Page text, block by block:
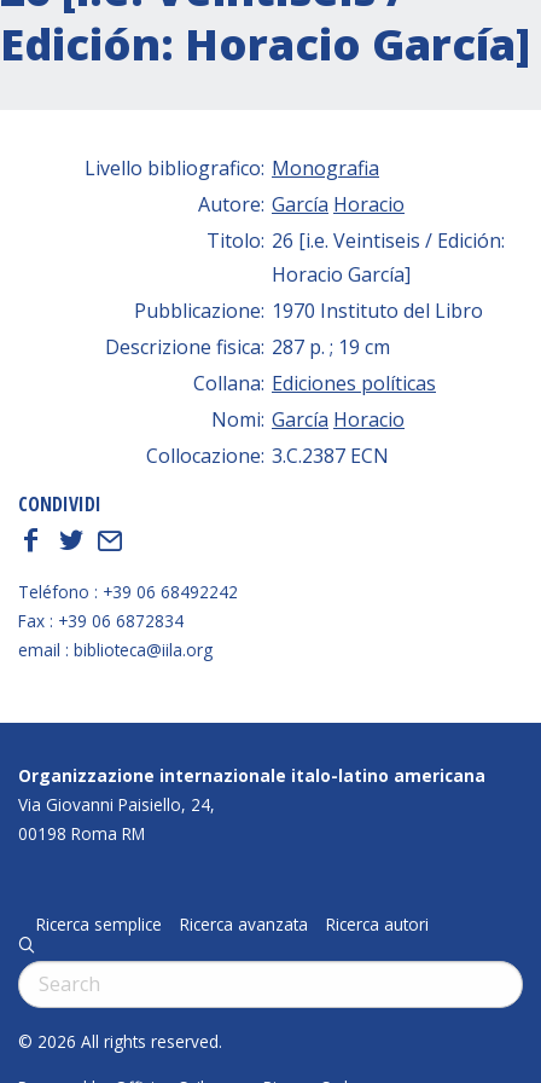
Edición: Horacio García]
Livello bibliografico: Monografia
Autore: García Horacio
Titolo: 26 [i.e. Veintiseis / Edición:
Horacio García]
Pubblicazione: 1970 Instituto del Libro
Descrizione fisica: 287 p. ; 19 cm
Collana: Ediciones políticas
Nomi: García Horacio
Collocazione: 3.C.2387 ECN
CONDIVIDI
f
t E
Teléfono : +39 06 68492242
Fax : +39 06 6872834
email : biblioteca@iila.org
Organizzazione internazionale italo-latino americana
Via Giovanni Paisiello, 24,
00198 Roma RM
Ricerca semplice Ricerca avanzata Ricerca autori
q
Cerca:
© 2026 All rights reserved.